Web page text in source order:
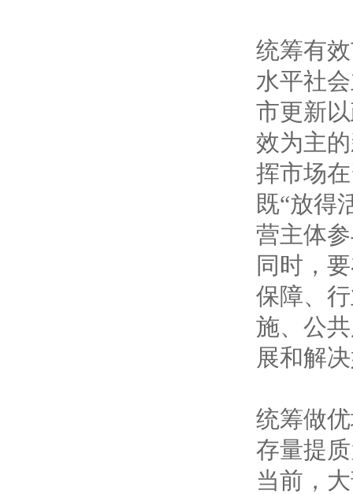
统筹有
水平社
市更新
效为主
挥市场
既“放得
营主体
同时，
保障、
施、公
展和解
统筹做
存量提
当前，